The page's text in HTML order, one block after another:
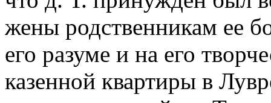
жены родственникам ее
его разуме и на его
казенной кварти­ры в